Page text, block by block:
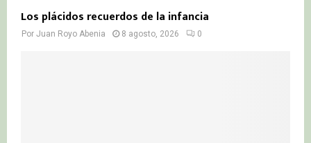
Los plácidos recuerdos de la infancia
Por Juan Royo Abenia 8 agosto, 2026 0